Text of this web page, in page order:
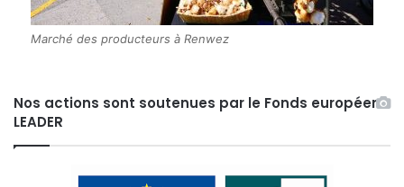
Marché des producteurs à Renwez
Nos actions sont soutenues par le Fonds européen
LEADER